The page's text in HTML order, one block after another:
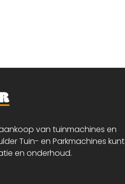
van tuinmachines en
Tuin- en Parkmachines kunt
en onderhoud.